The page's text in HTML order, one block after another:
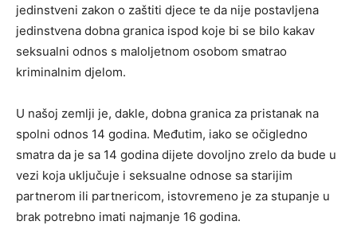
jedinstveni zakon o zaštiti djece te da nije postavljena
jedinstvena dobna granica ispod koje bi se bilo kakav
seksualni odnos s maloljetnom osobom smatrao
kriminalnim djelom.
U našoj zemlji je, dakle, dobna granica za pristanak na
spolni odnos 14 godina. Međutim, iako se očigledno
smatra da je sa 14 godina dijete dovoljno zrelo da bude u
vezi koja uključuje i seksualne odnose sa starijim
partnerom ili partnericom, istovremeno je za stupanje u
brak potrebno imati najmanje 16 godina.